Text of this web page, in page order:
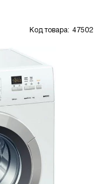
Код товара: 47502